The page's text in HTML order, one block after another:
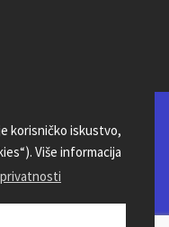
korisničko iskustvo,
Više informacija